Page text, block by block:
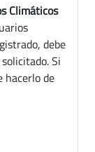
Climáticos
debe
Si
hacerlo de